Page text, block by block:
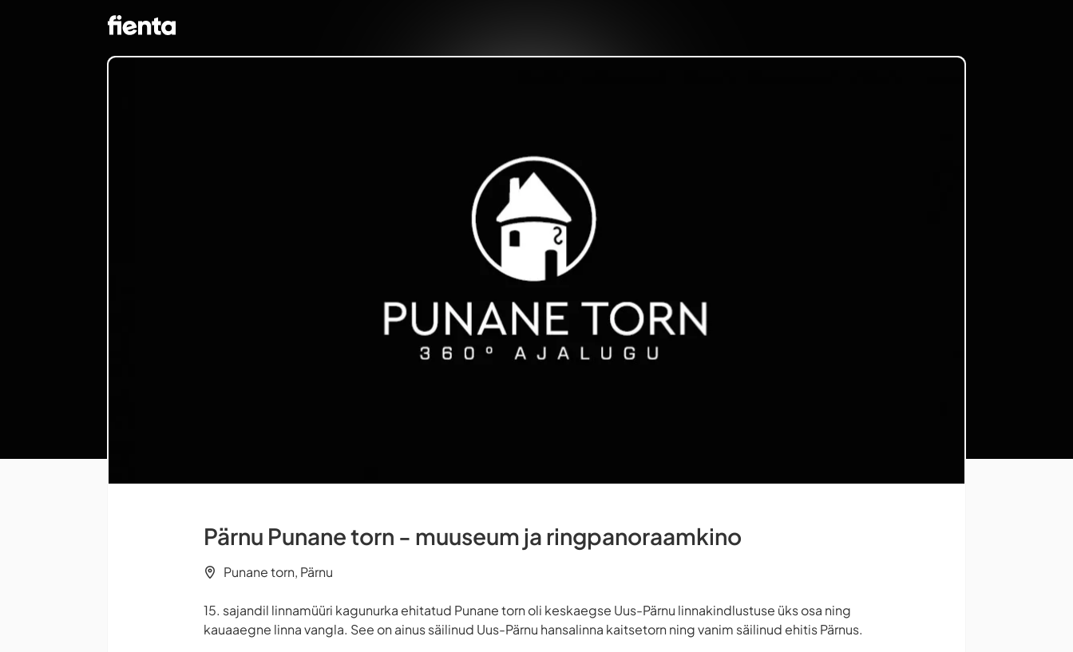
Pärnu Punane torn - muuseum ja ringpanoraamkino
Punane torn, Pärnu
15. sajandil linnamüüri kagunurka ehitatud Punane torn oli keskaegse Uus-Pärnu linnakindlustuse üks osa ning
kauaaegne linna vangla. See on ainus säilinud Uus-Pärnu hansalinna kaitsetorn ning vanim säilinud ehitis Pärnus.